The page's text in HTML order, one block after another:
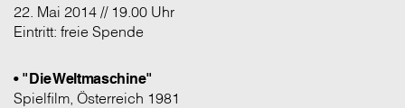
22. Mai 2014 // 19.00 Uhr
Eintritt: freie Spende
• "Die Weltmaschine"
Spielfilm, Österreich 1981